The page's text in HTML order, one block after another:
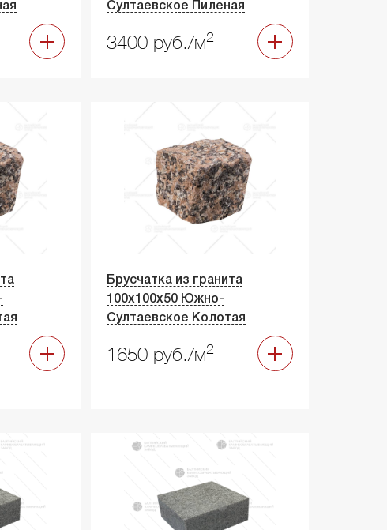
Султаевское Пиленая
3400 руб./м2
Брусчатка из гранита
100х100х50 Южно-
Султаевское Колотая
1650 руб./м2